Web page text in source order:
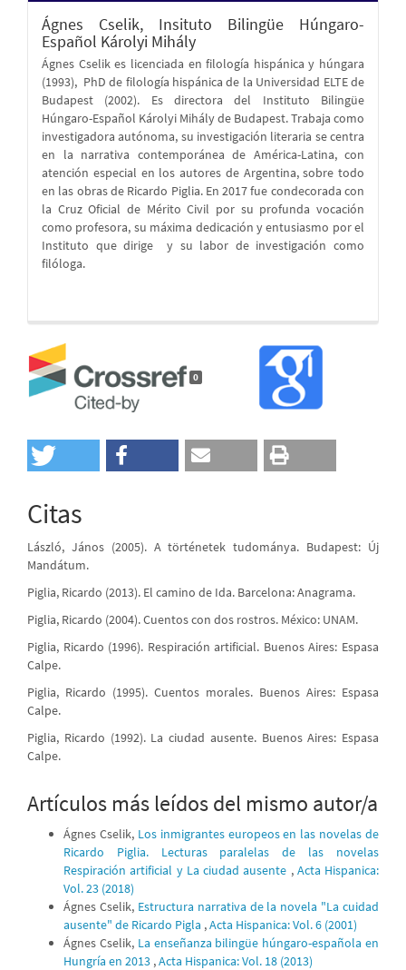
Ágnes Cselik, Insituto Bilingüe Húngaro-
Español Károlyi Mihály
Ágnes Cselik es licenciada en filología hispánica y húngara
(1993), PhD de filología hispánica de la Universidad ELTE de
Budapest (2002). Es directora del Instituto Bilingüe
Húngaro-Español Károlyi Mihály de Budapest. Trabaja como
investigadora autónoma, su investigación literaria se centra
en la narrativa contemporánea de América-Latina, con
atención especial en los autores de Argentina, sobre todo
en las obras de Ricardo Piglia. En 2017 fue condecorada con
la Cruz Oficial de Mérito Civil por su profunda vocación
como profesora, su máxima dedicación y entusiasmo por el
Instituto que dirige y su labor de investigación como
filóloga.
0
Citas
László, János (2005). A történetek tudománya. Budapest: Új
Mandátum.
Piglia, Ricardo (2013). El camino de Ida. Barcelona: Anagrama.
Piglia, Ricardo (2004). Cuentos con dos rostros. México: UNAM.
Piglia, Ricardo (1996). Respiración artificial. Buenos Aires: Espasa
Calpe.
Piglia, Ricardo (1995). Cuentos morales. Buenos Aires: Espasa
Calpe.
Piglia, Ricardo (1992). La ciudad ausente. Buenos Aires: Espasa
Calpe.
Artículos más leídos del mismo autor/a
Ágnes Cselik, Los inmigrantes europeos en las novelas de
Ricardo Piglia. Lecturas paralelas de las novelas
Respiración artificial y La ciudad ausente , Acta Hispanica:
Vol. 23 (2018)
Ágnes Cselik, Estructura narrativa de la novela "La cuidad
ausente" de Ricardo Pigla ,Acta Hispanica: Vol. 6 (2001)
Ágnes Cselik, La enseñanza bilingüe húngaro-española en
Hungría en 2013 ,Acta Hispanica: Vol. 18 (2013)